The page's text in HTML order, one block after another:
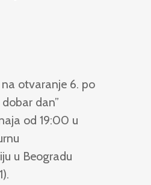
otvaranje 6. po
dan”
od 19:00 u
u Beogradu